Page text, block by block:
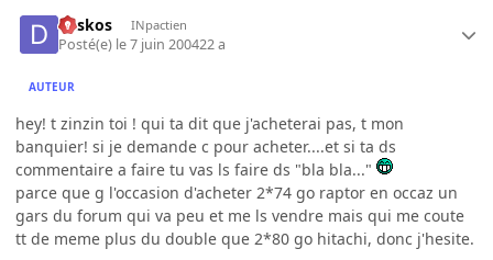
deskos INpactien
Posté(e) le 7 juin 200422 a
AUTEUR
hey! t zinzin toi ! qui ta dit que j'acheterai pas, t mon
banquier! si je demande c pour acheter....et si ta ds
commentaire a faire tu vas ls faire ds "bla bla..."
parce que g l'occasion d'acheter 2*74 go raptor en occaz un
gars du forum qui va peu et me ls vendre mais qui me coute
tt de meme plus du double que 2*80 go hitachi, donc j'hesite.